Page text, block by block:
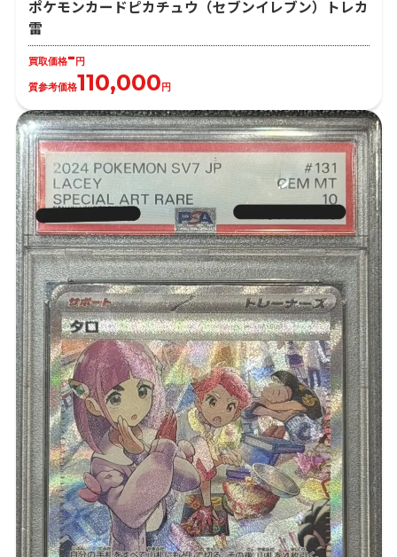
ポケモンカードピカチュウ（セブンイレブン）トレカ
雷
買取価格-円
質参考価格110,000円